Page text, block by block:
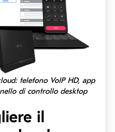
telefono VoIP HD, app
di controllo desktop
il